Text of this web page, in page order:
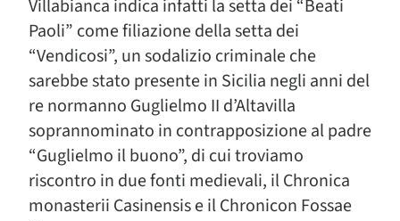
Villabianca indica infatti la setta dei “Beati
Paoli” come filiazione della setta dei
“Vendicosi”, un sodalizio criminale che
sarebbe stato presente in Sicilia negli anni del
re normanno Guglielmo II d’Altavilla
soprannominato in contrapposizione al padre
“Guglielmo il buono”, di cui troviamo
riscontro in due fonti medievali, il Chronica
monasterii Casinensis e il Chronicon Fossae